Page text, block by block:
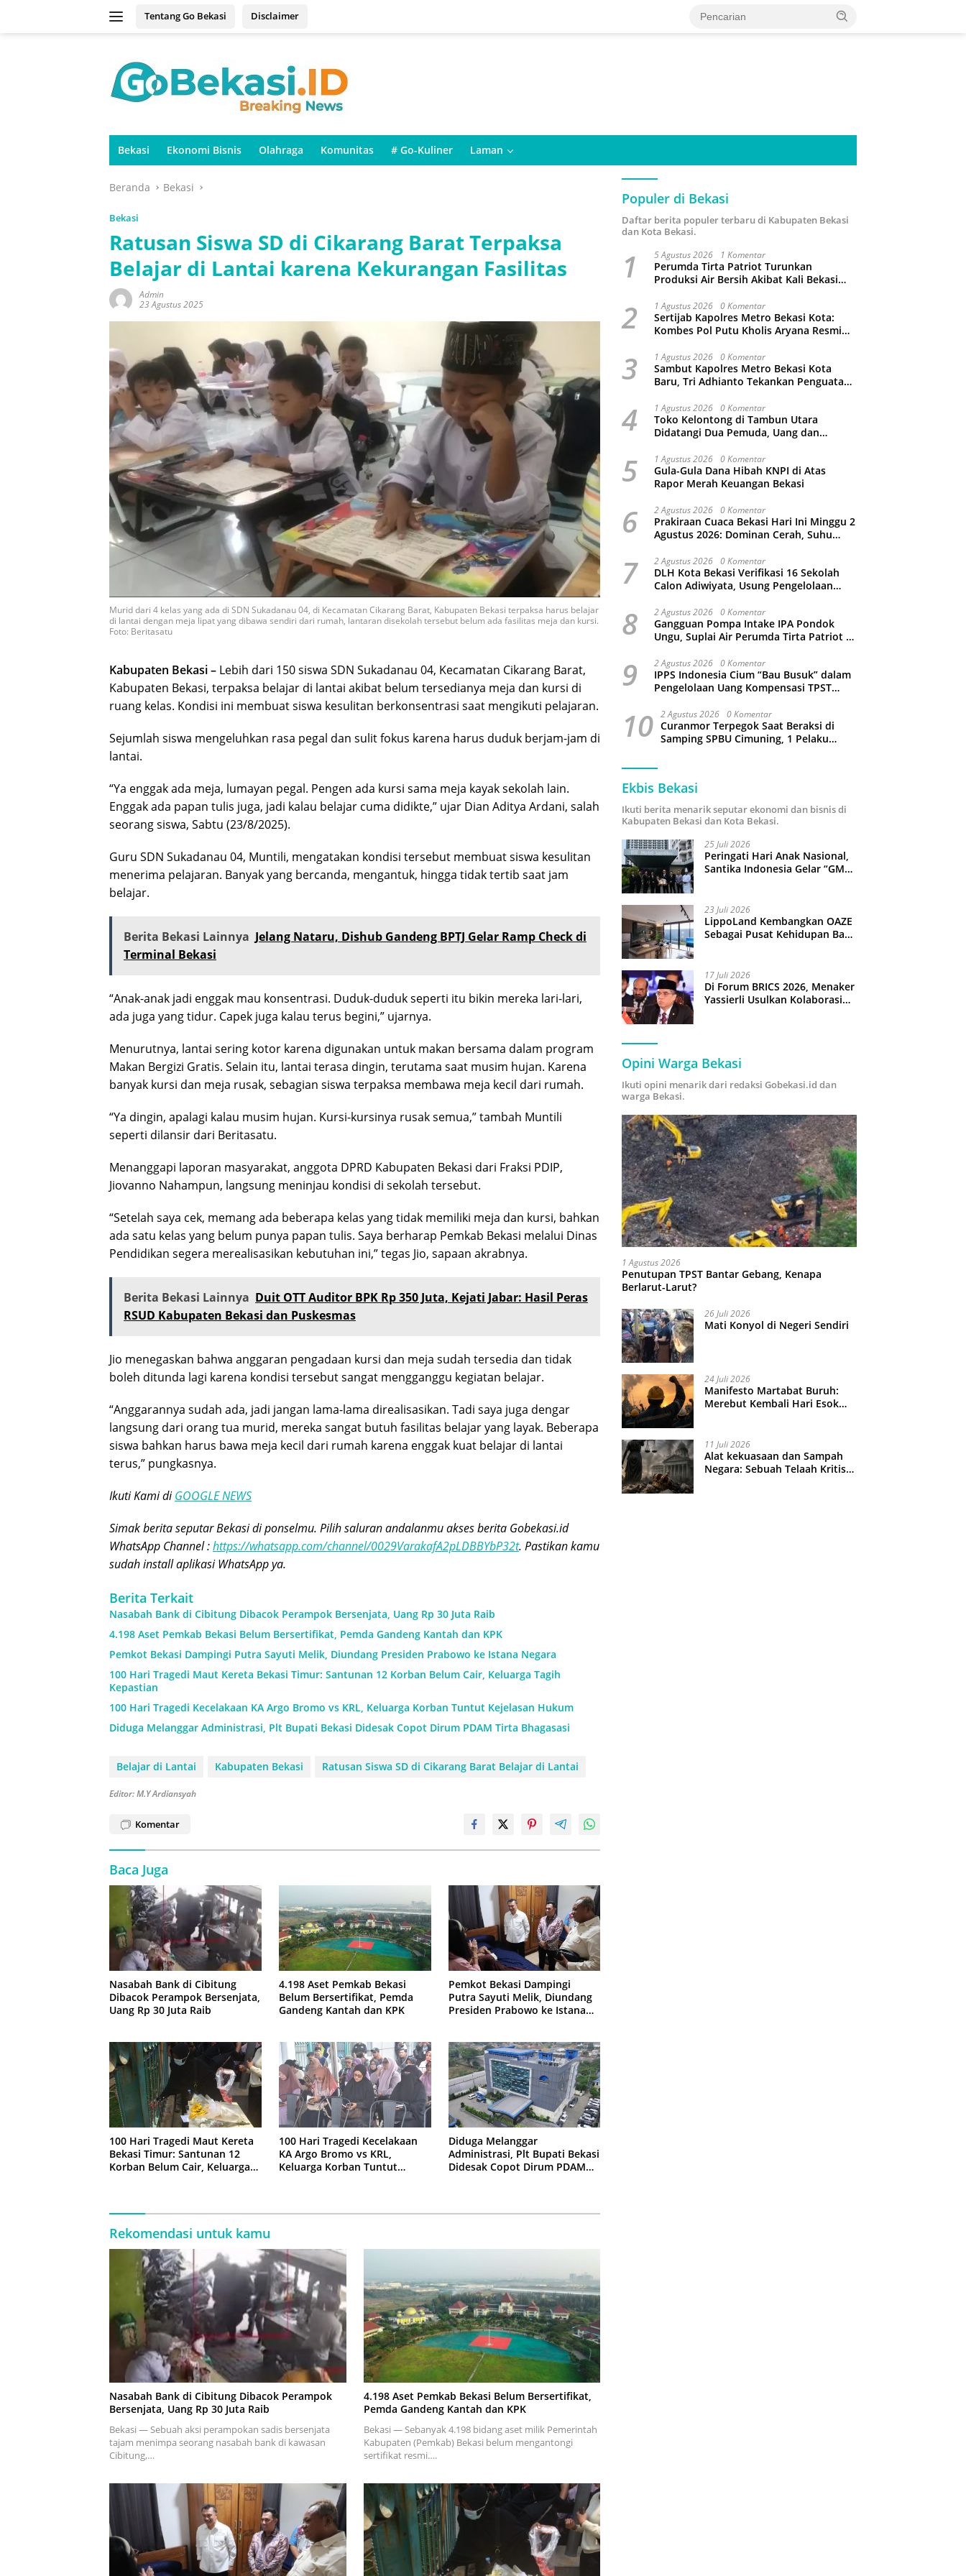
Tentang Go Bekasi Disclaimer
Bekasi Ekonomi Bisnis Olahraga Komunitas # Go-Kuliner Laman
Beranda Bekasi
Bekasi
Ratusan Siswa SD di Cikarang Barat Terpaksa
Belajar di Lantai karena Kekurangan Fasilitas
Admin
23 Agustus 2025
Murid dari 4 kelas yang ada di SDN Sukadanau 04, di Kecamatan Cikarang Barat, Kabupaten Bekasi terpaksa harus belajar
di lantai dengan meja lipat yang dibawa sendiri dari rumah, lantaran disekolah tersebut belum ada fasilitas meja dan kursi.
Foto: Beritasatu
Kabupaten Bekasi – Lebih dari 150 siswa SDN Sukadanau 04, Kecamatan Cikarang Barat,
Kabupaten Bekasi, terpaksa belajar di lantai akibat belum tersedianya meja dan kursi di
ruang kelas. Kondisi ini membuat siswa kesulitan berkonsentrasi saat mengikuti pelajaran.
Sejumlah siswa mengeluhkan rasa pegal dan sulit fokus karena harus duduk berjam-jam di
lantai.
“Ya enggak ada meja, lumayan pegal. Pengen ada kursi sama meja kayak sekolah lain.
Enggak ada papan tulis juga, jadi kalau belajar cuma didikte,” ujar Dian Aditya Ardani, salah
seorang siswa, Sabtu (23/8/2025).
Guru SDN Sukadanau 04, Muntili, mengatakan kondisi tersebut membuat siswa kesulitan
menerima pelajaran. Banyak yang bercanda, mengantuk, hingga tidak tertib saat jam
belajar.
Berita Bekasi Lainnya Jelang Nataru, Dishub Gandeng BPTJ Gelar Ramp Check di
Terminal Bekasi
“Anak-anak jadi enggak mau konsentrasi. Duduk-duduk seperti itu bikin mereka lari-lari,
ada juga yang tidur. Capek juga kalau terus begini,” ujarnya.
Menurutnya, lantai sering kotor karena digunakan untuk makan bersama dalam program
Makan Bergizi Gratis. Selain itu, lantai terasa dingin, terutama saat musim hujan. Karena
banyak kursi dan meja rusak, sebagian siswa terpaksa membawa meja kecil dari rumah.
“Ya dingin, apalagi kalau musim hujan. Kursi-kursinya rusak semua,” tambah Muntili
seperti dilansir dari Beritasatu.
Menanggapi laporan masyarakat, anggota DPRD Kabupaten Bekasi dari Fraksi PDIP,
Jiovanno Nahampun, langsung meninjau kondisi di sekolah tersebut.
“Setelah saya cek, memang ada beberapa kelas yang tidak memiliki meja dan kursi, bahkan
ada satu kelas yang belum punya papan tulis. Saya berharap Pemkab Bekasi melalui Dinas
Pendidikan segera merealisasikan kebutuhan ini,” tegas Jio, sapaan akrabnya.
Berita Bekasi Lainnya Duit OTT Auditor BPK Rp 350 Juta, Kejati Jabar: Hasil Peras
RSUD Kabupaten Bekasi dan Puskesmas
Jio menegaskan bahwa anggaran pengadaan kursi dan meja sudah tersedia dan tidak
boleh ditunda lagi karena kondisi tersebut sangat mengganggu kegiatan belajar.
“Anggarannya sudah ada, jadi jangan lama-lama direalisasikan. Tadi saya juga dengar
langsung dari orang tua murid, mereka sangat butuh fasilitas belajar yang layak. Beberapa
siswa bahkan harus bawa meja kecil dari rumah karena enggak kuat belajar di lantai
terus,” pungkasnya.
Ikuti Kami diGOOGLE NEWS
Simak berita seputar Bekasi di ponselmu. Pilih saluran andalanmu akses berita Gobekasi.id
WhatsApp Channel :https://whatsapp.com/channel/0029VarakafA2pLDBBYbP32t. Pastikan kamu
sudah install aplikasi WhatsApp ya.
Berita Terkait
Nasabah Bank di Cibitung Dibacok Perampok Bersenjata, Uang Rp 30 Juta Raib
4.198 Aset Pemkab Bekasi Belum Bersertifikat, Pemda Gandeng Kantah dan KPK
Pemkot Bekasi Dampingi Putra Sayuti Melik, Diundang Presiden Prabowo ke Istana Negara
100 Hari Tragedi Maut Kereta Bekasi Timur: Santunan 12 Korban Belum Cair, Keluarga Tagih
Kepastian
100 Hari Tragedi Kecelakaan KA Argo Bromo vs KRL, Keluarga Korban Tuntut Kejelasan Hukum
Diduga Melanggar Administrasi, Plt Bupati Bekasi Didesak Copot Dirum PDAM Tirta Bhagasasi
Belajar di Lantai Kabupaten Bekasi Ratusan Siswa SD di Cikarang Barat Belajar di Lantai
Editor: M.Y Ardiansyah
Komentar
Baca Juga
Nasabah Bank di Cibitung
Dibacok Perampok Bersenjata,
Uang Rp 30 Juta Raib
4.198 Aset Pemkab Bekasi
Belum Bersertifikat, Pemda
Gandeng Kantah dan KPK
Pemkot Bekasi Dampingi
Putra Sayuti Melik, Diundang
Presiden Prabowo ke Istana
100 Hari Tragedi Maut Kereta
Bekasi Timur: Santunan 12
Korban Belum Cair, Keluarga
100 Hari Tragedi Kecelakaan
KA Argo Bromo vs KRL,
Keluarga Korban Tuntut
Diduga Melanggar
Administrasi, Plt Bupati Bekasi
Didesak Copot Dirum PDAM
Rekomendasi untuk kamu
Nasabah Bank di Cibitung Dibacok Perampok
Bersenjata, Uang Rp 30 Juta Raib
Bekasi — Sebuah aksi perampokan sadis bersenjata
tajam menimpa seorang nasabah bank di kawasan
Cibitung,…
4.198 Aset Pemkab Bekasi Belum Bersertifikat,
Pemda Gandeng Kantah dan KPK
Bekasi — Sebanyak 4.198 bidang aset milik Pemerintah
Kabupaten (Pemkab) Bekasi belum mengantongi
sertifikat resmi….
Populer di Bekasi
Daftar berita populer terbaru di Kabupaten Bekasi
dan Kota Bekasi.
1 5 Agustus 2026 1 Komentar
Perumda Tirta Patriot Turunkan
Produksi Air Bersih Akibat Kali Bekasi
2 1 Agustus 2026 0 Komentar
Sertijab Kapolres Metro Bekasi Kota:
Kombes Pol Putu Kholis Aryana Resmi
Bintoro
3 1 Agustus 2026 0 Komentar
Sambut Kapolres Metro Bekasi Kota
Baru, Tri Adhianto Tekankan Penguatan
4 1 Agustus 2026 0 Komentar
Toko Kelontong di Tambun Utara
Didatangi Dua Pemuda, Uang dan
5 1 Agustus 2026 0 Komentar
Gula-Gula Dana Hibah KNPI di Atas
Rapor Merah Keuangan Bekasi
6 2 Agustus 2026 0 Komentar
Prakiraan Cuaca Bekasi Hari Ini Minggu 2
Agustus 2026: Dominan Cerah, Suhu
7 2 Agustus 2026 0 Komentar
DLH Kota Bekasi Verifikasi 16 Sekolah
Calon Adiwiyata, Usung Pengelolaan
8 2 Agustus 2026 0 Komentar
Gangguan Pompa Intake IPA Pondok
Ungu, Suplai Air Perumda Tirta Patriot di
9 2 Agustus 2026 0 Komentar
IPPS Indonesia Cium “Bau Busuk” dalam
Pengelolaan Uang Kompensasi TPST
10 2 Agustus 2026 0 Komentar
Curanmor Terpegok Saat Beraksi di
Samping SPBU Cimuning, 1 Pelaku
Ekbis Bekasi
Ikuti berita menarik seputar ekonomi dan bisnis di
Kabupaten Bekasi dan Kota Bekasi.
25 Juli 2026
Peringati Hari Anak Nasional,
Santika Indonesia Gelar “GM
23 Juli 2026
LippoLand Kembangkan OAZE
Sebagai Pusat Kehidupan Baru
17 Juli 2026
Di Forum BRICS 2026, Menaker
Yassierli Usulkan Kolaborasi
Opini Warga Bekasi
Ikuti opini menarik dari redaksi Gobekasi.id dan
warga Bekasi.
1 Agustus 2026
Penutupan TPST Bantar Gebang, Kenapa
Berlarut-Larut?
26 Juli 2026
Mati Konyol di Negeri Sendiri
24 Juli 2026
Manifesto Martabat Buruh:
Merebut Kembali Hari Esok
11 Juli 2026
Alat kekuasaan dan Sampah
Negara: Sebuah Telaah Kritis